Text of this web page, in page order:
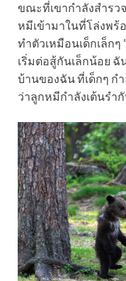
ขณะที่เขากำลังสำรว
หมีเข้ามาในที่โล่งพร้
ทำตัวเหมือนเด็กเล็กๆ
เริ่มต่อสู้กันเล็กน้อย
บ้านของฉัน ที่เด็กๆ ก
ว่าลูกหมีกำลังเต้นรำ